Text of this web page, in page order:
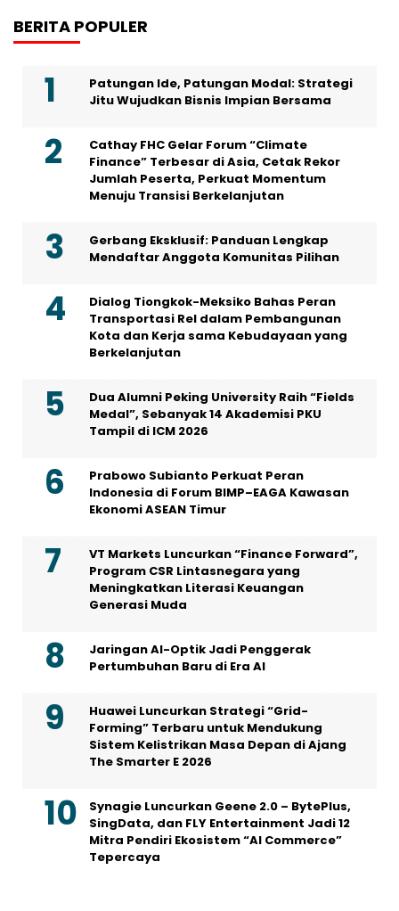
BERITA POPULER
Patungan Ide, Patungan Modal: Strategi
Jitu Wujudkan Bisnis Impian Bersama
Cathay FHC Gelar Forum “Climate
Finance” Terbesar di Asia, Cetak Rekor
Jumlah Peserta, Perkuat Momentum
Menuju Transisi Berkelanjutan
Gerbang Eksklusif: Panduan Lengkap
Mendaftar Anggota Komunitas Pilihan
Dialog Tiongkok-Meksiko Bahas Peran
Transportasi Rel dalam Pembangunan
Kota dan Kerja sama Kebudayaan yang
Berkelanjutan
Dua Alumni Peking University Raih “Fields
Medal”, Sebanyak 14 Akademisi PKU
Tampil di ICM 2026
Prabowo Subianto Perkuat Peran
Indonesia di Forum BIMP–EAGA Kawasan
Ekonomi ASEAN Timur
VT Markets Luncurkan “Finance Forward”,
Program CSR Lintasnegara yang
Meningkatkan Literasi Keuangan
Generasi Muda
Jaringan AI-Optik Jadi Penggerak
Pertumbuhan Baru di Era AI
Huawei Luncurkan Strategi “Grid-
Forming” Terbaru untuk Mendukung
Sistem Kelistrikan Masa Depan di Ajang
The Smarter E 2026
Synagie Luncurkan Geene 2.0 – BytePlus,
SingData, dan FLY Entertainment Jadi 12
Mitra Pendiri Ekosistem “AI Commerce”
Tepercaya